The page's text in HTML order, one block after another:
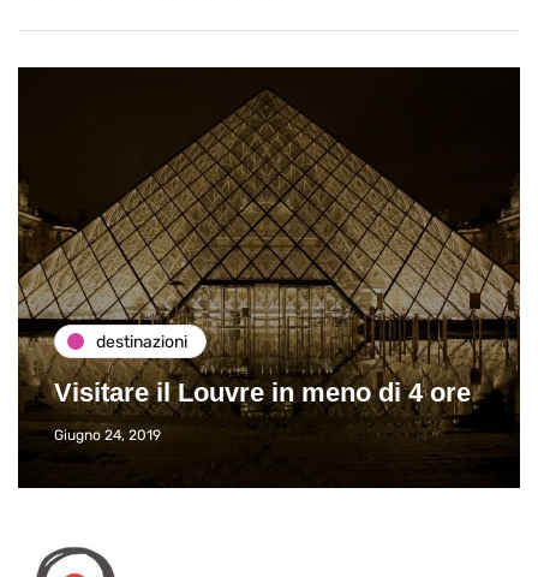
destinazioni
Visitare il Louvre in meno di 4 ore
Giugno 24, 2019